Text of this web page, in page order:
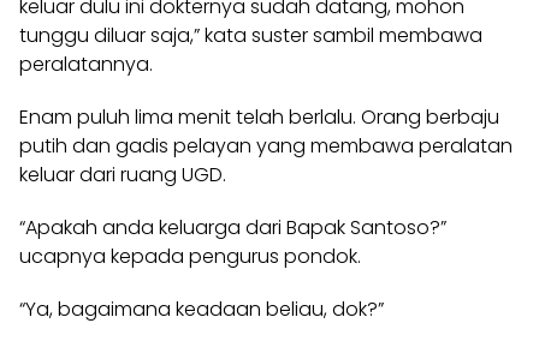
keluar dulu ini dokternya sudah datang, mohon
tunggu diluar saja,” kata suster sambil membawa
peralatannya.
Enam puluh lima menit telah berlalu. Orang berbaju
putih dan gadis pelayan yang membawa peralatan
keluar dari ruang UGD.
“Apakah anda keluarga dari Bapak Santoso?”
ucapnya kepada pengurus pondok.
“Ya, bagaimana keadaan beliau, dok?”